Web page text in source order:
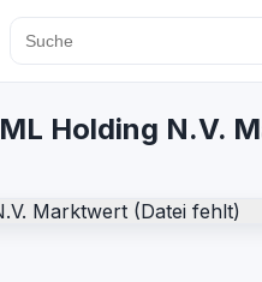
Holding N.V.